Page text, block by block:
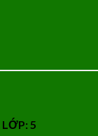
LỚP: 5